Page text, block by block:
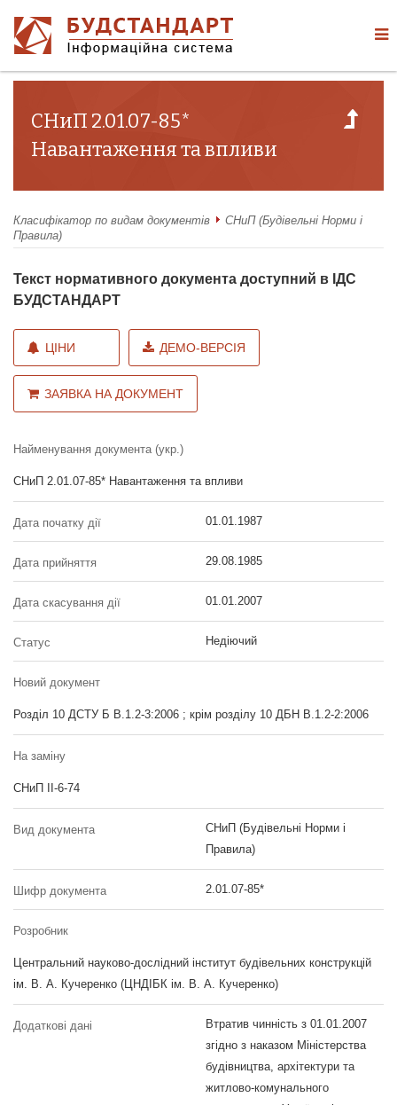
СНиП 2.01.07-85*
Навантаження та впливи
Класифікатор по видам документів
СНиП (Будівельні Норми і
Правила)
Текст нормативного документа доступний в ІДС
БУДСТАНДАРТ
ЦІНИ ДЕМО-ВЕРСІЯ
ЗАЯВКА НА ДОКУМЕНТ
Найменування документа (укр.)
СНиП 2.01.07-85* Навантаження та впливи
Дата початку дії 01.01.1987
Дата прийняття 29.08.1985
Дата скасування дії 01.01.2007
Статус Недіючий
Новий документ
Розділ 10 ДСТУ Б В.1.2-3:2006 ; крім розділу 10 ДБН В.1.2-2:2006
На заміну
СНиП ІІ-6-74
Вид документа
СНиП (Будівельні Норми і
Правила)
Шифр документа 2.01.07-85*
Розробник
Центральний науково-дослідний інститут будівельних конструкцій
ім. В. А. Кучеренко (ЦНДІБК ім. В. А. Кучеренко)
Додаткові дані
Втратив чинність з 01.01.2007
згідно з наказом Міністерства
будівництва, архітектури та
житлово-комунального